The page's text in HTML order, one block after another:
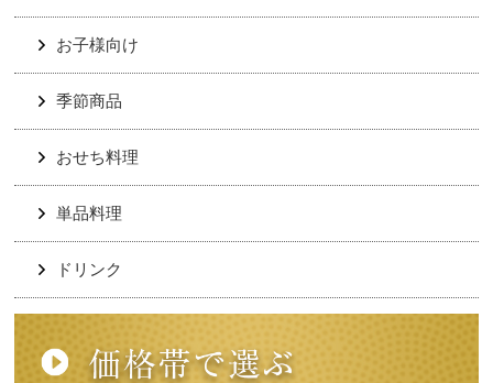
お子様向け
季節商品
おせち料理
単品料理
ドリンク